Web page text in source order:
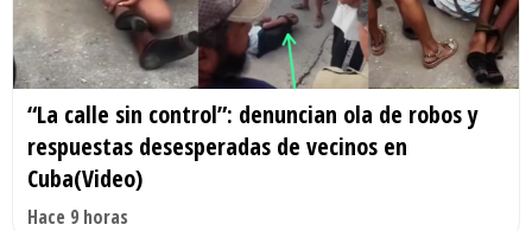
“La calle sin control”: denuncian ola de robos y
respuestas desesperadas de vecinos en
Cuba(Video)
Hace 9 horas